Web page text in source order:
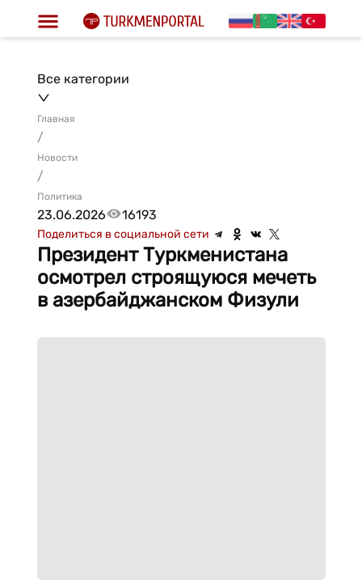
Все категории
Главная
/
Новости
/
Политика
23.06.2026 16193
Поделиться в социальной сети
Президент Туркменистана
осмотрел строящуюся мечеть
в азербайджанском Физули